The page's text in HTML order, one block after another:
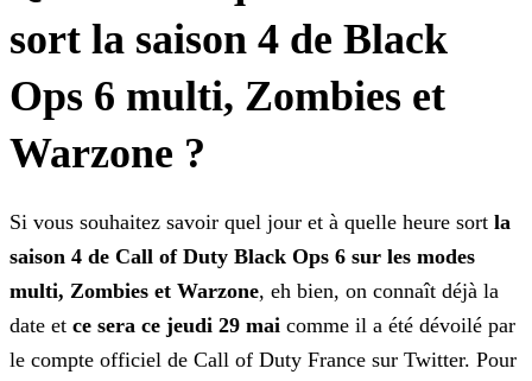
sort la saison 4 de Black
Ops 6 multi, Zombies et
Warzone ?
Si vous souhaitez savoir quel jour et à quelle heure sort la
saison 4 de Call of Duty Black Ops 6 sur les modes
multi, Zombies et Warzone, eh bien, on connaît déjà la
date et ce sera ce jeudi 29 mai comme il a été dévoilé par
le compte officiel de Call of Duty France sur Twitter. Pour